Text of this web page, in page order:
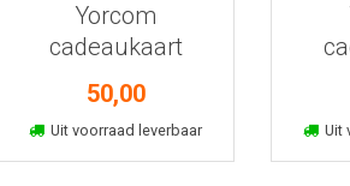
Yorcom
cadeaukaart
50,00
Uit voorraad leverbaar
In winkelmand Uit
In